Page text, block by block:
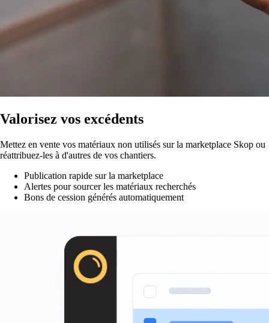
Valorisez vos excédents
Mettez en vente vos matériaux non utilisés sur la marketplace Skop ou
réattribuez-les à d'autres de vos chantiers.
Publication rapide sur la marketplace
Alertes pour sourcer les matériaux recherchés
Bons de cession générés automatiquement